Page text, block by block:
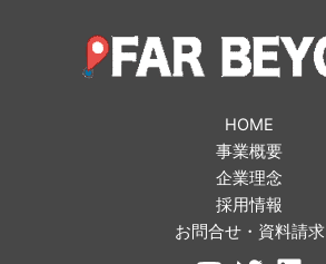
HOME
事業概要
企業理念
採用情報
お問合せ・資料請求